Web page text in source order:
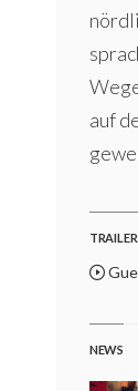
auf
NEWS